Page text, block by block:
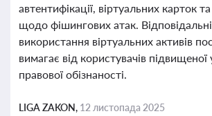
автентифікації, віртуальних карток
щодо фішингових атак.
використання віртуальних активів
вимагає від користувачів підвищеної
правової обізнаності.
LIGA ZAKON, 12 листопада 2025